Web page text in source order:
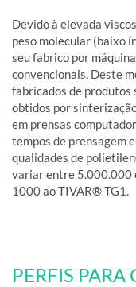
Devido à elevada
peso molecular (baixo
seu fabrico por
convencionais. Deste
fabricados de produtos
obtidos por
em prensas
tempos de prensagem
qualidades de
variar entre 5.000.000
1000 ao TIVAR® TG1.
PERFIS PARA